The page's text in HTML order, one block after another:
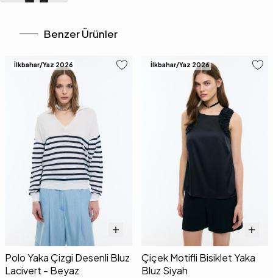
Benzer Ürünler
İlkbahar/Yaz 2026
Polo Yaka Çizgi Desenli Bluz
Lacivert - Beyaz
İlkbahar/Yaz 2026
Çiçek Motifli Bisiklet Yaka
Bluz Siyah